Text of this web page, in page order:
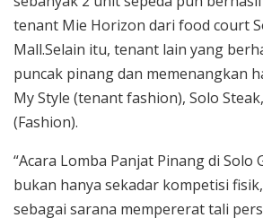
tenant Mie Horizon dari food court
Mall.Selain itu, tenant lain yang
puncak pinang dan memenangkan
My Style (tenant fashion), Solo
(Fashion).
“Acara Lomba Panjat Pinang di Solo
bukan hanya sekadar kompetisi
sebagai sarana mempererat tali